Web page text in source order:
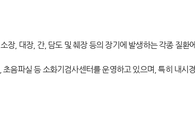
, 대장, 간, 담도 및 췌장 등의 장기에 발생하는 각종 질환
음파실 등 소화기검사센터를 운영하고 있으며, 특히 내